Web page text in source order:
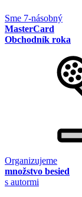
Sme 7-násobný
MasterCard
Obchodník roka
Organizujeme
množstvo besied
s autormi